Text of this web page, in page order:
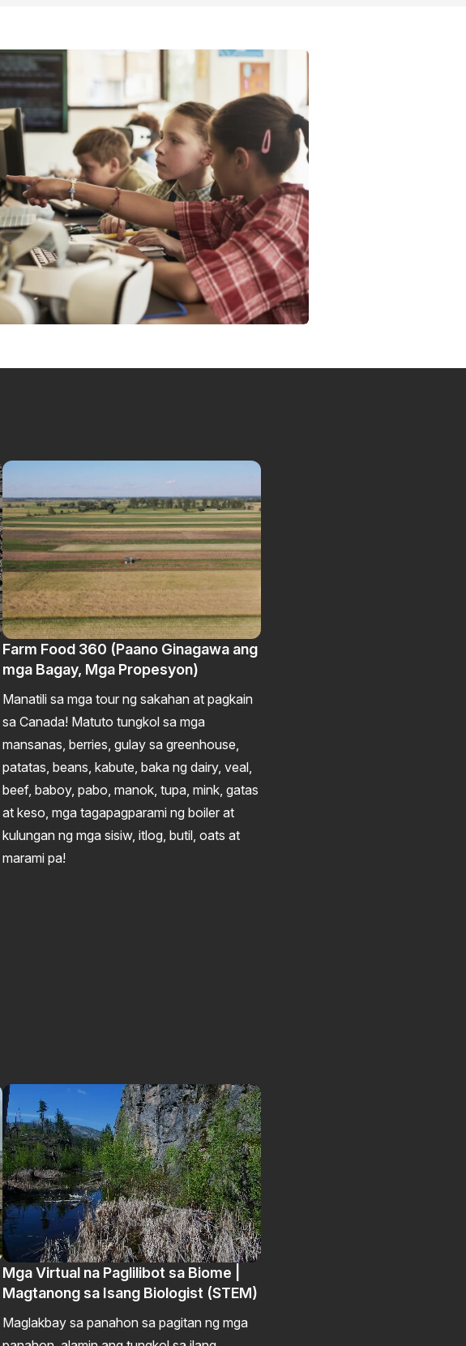
Farm Food 360 (Paano Ginagawa ang
mga Bagay, Mga Propesyon)
Manatili sa mga tour ng sakahan at pagkain
sa Canada! Matuto tungkol sa mga
mansanas, berries, gulay sa greenhouse,
patatas, beans, kabute, baka ng dairy, veal,
beef, baboy, pabo, manok, tupa, mink, gatas
at keso, mga tagapagparami ng boiler at
kulungan ng mga sisiw, itlog, butil, oats at
marami pa!
Mga Virtual na Paglilibot sa Biome |
Magtanong sa Isang Biologist (STEM)
Maglakbay sa panahon sa pagitan ng mga